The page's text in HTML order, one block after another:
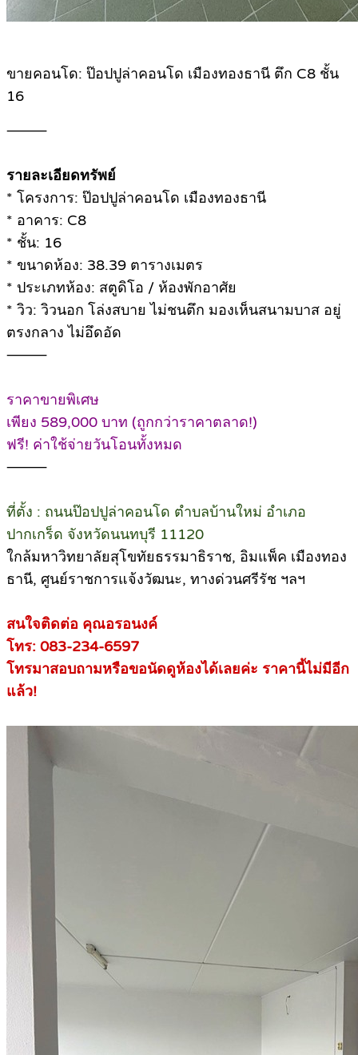
ขายคอนโด: ป๊อปปูล่าคอนโด เมืองทองธานี ตึก C8 ชั้น
16
⸻
รายละเอียดทรัพย์
* โครงการ: ป๊อปปูล่าคอนโด เมืองทองธานี
* อาคาร: C8
* ชั้น: 16
* ขนาดห้อง: 38.39 ตารางเมตร
* ประเภทห้อง: สตูดิโอ / ห้องพักอาศัย
* วิว: วิวนอก โล่งสบาย ไม่ชนตึก มองเห็นสนามบาส อยู่
ตรงกลาง ไม่อึดอัด
⸻
ราคาขายพิเศษ
เพียง 589,000 บาท (ถูกกว่าราคาตลาด!)
ฟรี! ค่าใช้จ่ายวันโอนทั้งหมด
⸻
ที่ตั้ง : ถนนป๊อปปูล่าคอนโด ตำบลบ้านใหม่ อำเภอ
ปากเกร็ด จังหวัดนนทบุรี 11120
ใกล้มหาวิทยาลัยสุโขทัยธรรมาธิราช, อิมแพ็ค เมืองทอง
ธานี, ศูนย์ราชการแจ้งวัฒนะ, ทางด่วนศรีรัช ฯลฯ
สนใจติดต่อ คุณอรอนงค์
โทร: 083-234-6597
โทรมาสอบถามหรือขอนัดดูห้องได้เลยค่ะ ราคานี้ไม่มีอีก
แล้ว!